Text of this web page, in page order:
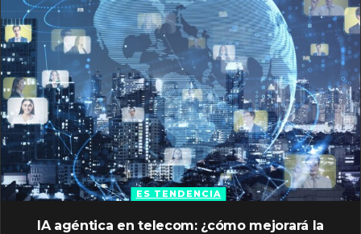
ES TENDENCIA
IA agéntica en telecom: ¿cómo mejorará la